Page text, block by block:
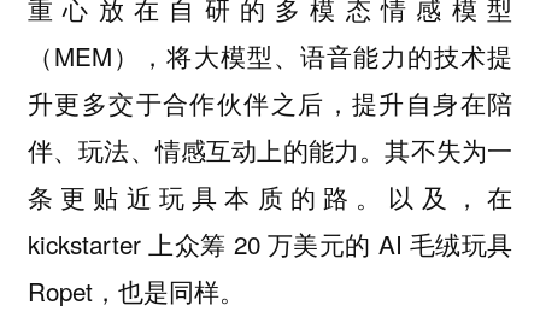
重心放在自研的多模态情感模型
（MEM），将大模型、语音能力的技术提
升更多交于合作伙伴之后，提升自身在陪
伴、玩法、情感互动上的能力。其不失为一
条更贴近玩具本质的路。以及，在
kickstarter 上众筹 20 万美元的 AI 毛绒玩具
Ropet，也是同样。